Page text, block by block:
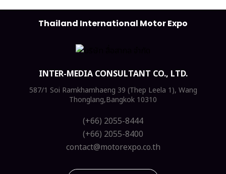
Thailand International Motor Expo
INTER-MEDIA CONSULTANT CO., LTD.
587/1 Soi Ramkhamhaeng 39 (Thep Leela 1), Wang
Thonglang,Bangkok 10310
(+66) 2055-8444
(+66) 2055-8400
contact@motorexpo.co.th